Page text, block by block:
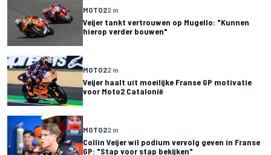
MOTO22 m
Veijer tankt vertrouwen op Mugello: "Kunnen
hierop verder bouwen"
MOTO22 m
Veijer haalt uit moeilijke Franse GP motivatie
voor Moto2 Catalonië
MOTO22 m
Collin Veijer wil podium vervolg geven in Franse
GP: "Stap voor stap bekijken"